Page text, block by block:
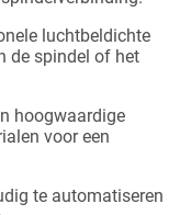
luchtbeldichte
de spindel of het
hoogwaardige
voor een
te automatiseren